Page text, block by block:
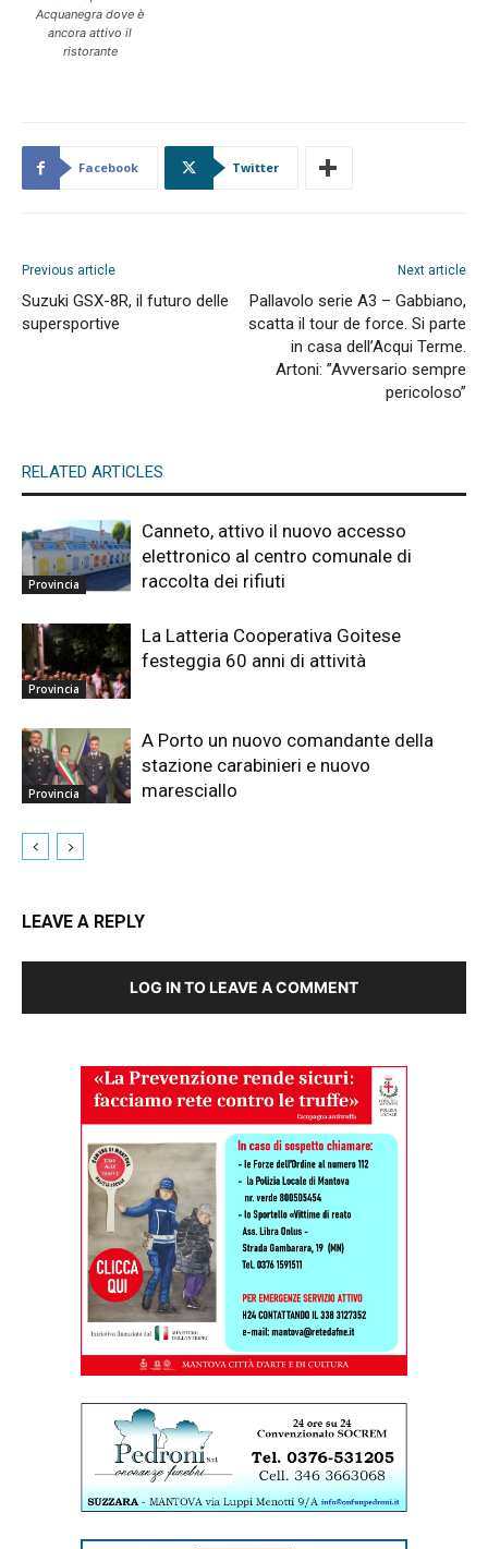
Acquanegra dove è
ancora attivo il
ristorante
Facebook Twitter
Previous article
Suzuki GSX-8R, il futuro delle
supersportive
Next article
Pallavolo serie A3 – Gabbiano,
scatta il tour de force. Si parte
in casa dell’Acqui Terme.
Artoni: ”Avversario sempre
pericoloso”
RELATED ARTICLES
Provincia
Canneto, attivo il nuovo accesso
elettronico al centro comunale di
raccolta dei rifiuti
Provincia
La Latteria Cooperativa Goitese
festeggia 60 anni di attività
Provincia
A Porto un nuovo comandante della
stazione carabinieri e nuovo
maresciallo
LEAVE A REPLY
LOG IN TO LEAVE A COMMENT